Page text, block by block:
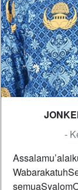
-